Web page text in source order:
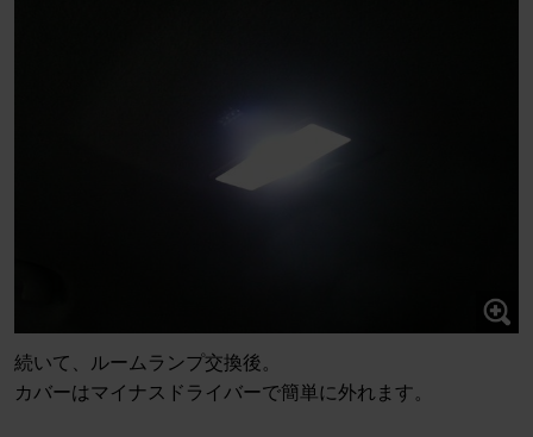
続いて、ルームランプ交換後。
カバーはマイナスドライバーで簡単に外れます。